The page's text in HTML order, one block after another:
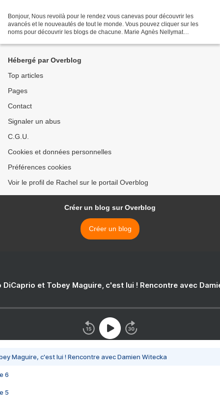
Bonjour, Nous revoilà pour le rendez vous canevas pour découvrir les
avancés et le nouveautés de tout le monde. Vous pouvez cliquer sur les
noms pour découvrir les blogs de chacune. Marie Agnès Nellymat
Hébergé par Overblog
Top articles
Pages
Contact
Signaler un abus
C.G.U.
Cookies et données personnelles
Préférences cookies
Voir le profil de Rachel sur le portail Overblog
Créer un blog sur Overblog
Créer un blog
DiCaprio et Tobey Maguire, c'est lui ! Rencontre avec
Maguire, c'est lui ! Rencontre avec Damien Witecka
6
5